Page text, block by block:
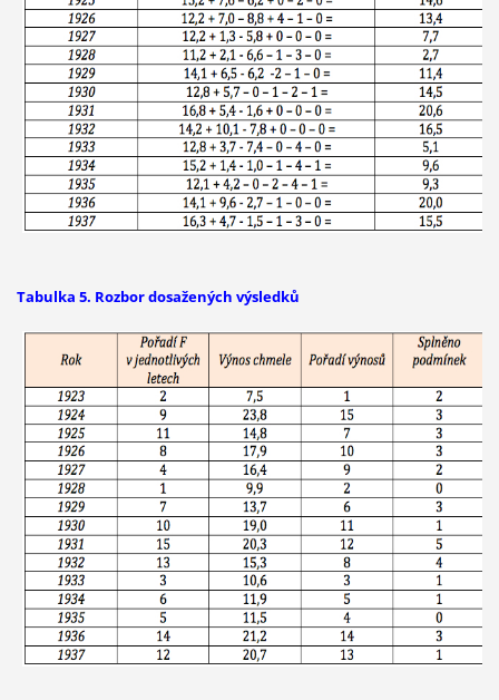
Tabulka 5. Rozbor dosažených výsledků